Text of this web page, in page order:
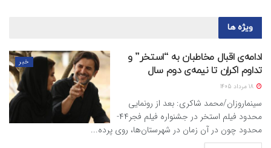
ویژه ها
خبر
ادامه‌ی اقبال مخاطبان به “استخر” و
تداوم اکران تا نیمه‌ی دوم سال
سینماروزان/محمد شاکری: بعد از رونمایی
محدود فیلم استخر در جشنواره فیلم فجر۴۴-
محدود چون در آن زمان در شهرستان‌ها، روی پرده...